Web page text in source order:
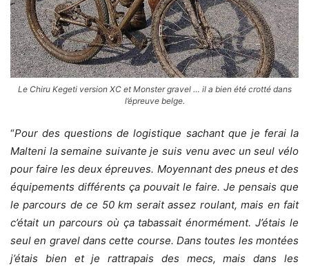
Le Chiru Kegeti version XC et Monster gravel … il a bien été crotté dans
l’épreuve belge.
“Pour des questions de logistique sachant que je ferai la
Malteni la semaine suivante je suis venu avec un seul vélo
pour faire les deux épreuves. Moyennant des pneus et des
équipements différents ça pouvait le faire. Je pensais que
le parcours de ce 50 km serait assez roulant, mais en fait
c’était un parcours où ça tabassait énormément. J’étais le
seul en gravel dans cette course. Dans toutes les montées
j’étais bien et je rattrapais des mecs, mais dans les